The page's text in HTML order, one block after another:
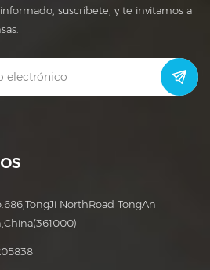
suscríbete, y te invitamos a
NorthRoad TongAn